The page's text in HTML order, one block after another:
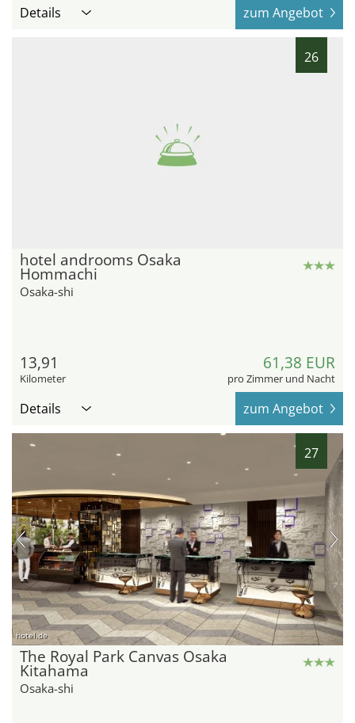
Details zum Angebot
26
hotel androoms Osaka
Hommachi
Osaka-shi
13,91
Kilometer
61,38 EUR
pro Zimmer und Nacht
Details zum Angebot
27
hotel.de
The Royal Park Canvas Osaka
Kitahama
Osaka-shi